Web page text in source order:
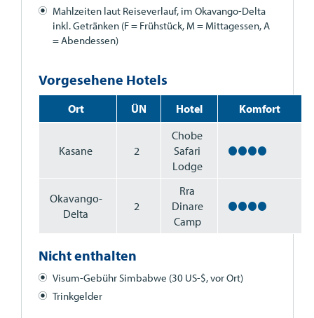
Mahlzeiten laut Reiseverlauf, im Okavango-Delta
inkl. Getränken (F = Frühstück, M = Mittagessen, A
= Abendessen)
Vorgesehene Hotels
Ort ÜN Hotel Komfort
Kasane 2
Chobe
Safari
Lodge
Okavango-
Delta
2
Rra
Dinare
Camp
Nicht enthalten
Visum-Gebühr Simbabwe (30 US-$, vor Ort)
Trinkgelder